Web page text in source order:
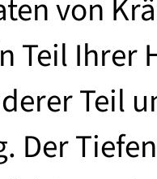
von
Teil Ihrer
Teil
Der